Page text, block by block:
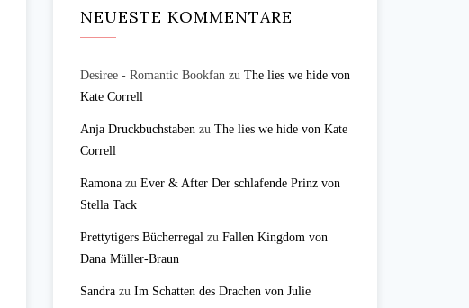
NEUESTE KOMMENTARE
Desiree - Romantic Bookfan zu The lies we hide von
Kate Correll
Anja Druckbuchstaben zu The lies we hide von Kate
Correll
Ramona zu Ever & After Der schlafende Prinz von
Stella Tack
Prettytigers Bücherregal zu Fallen Kingdom von
Dana Müller-Braun
Sandra zu Im Schatten des Drachen von Julie